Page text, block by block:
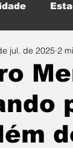
jul. de 2025 2